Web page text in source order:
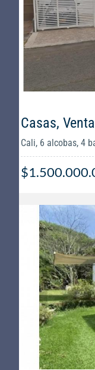
Casas,
Cali, 6 alcobas, 4